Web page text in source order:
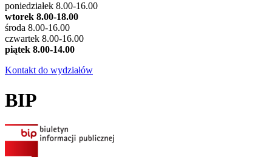
poniedziałek 8.00-16.00
wtorek 8.00-18.00
środa 8.00-16.00
czwartek 8.00-16.00
piątek 8.00-14.00
Kontakt do wydziałów
BIP